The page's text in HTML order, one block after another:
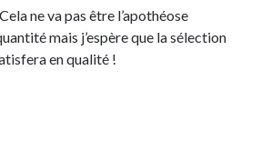
avant… à Lyon
ne va pas être l’apothéose
mais j’espère que la sélection
en qualité !